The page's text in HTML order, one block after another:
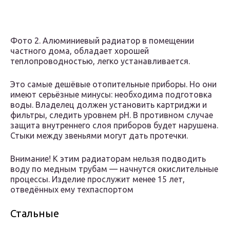
Фото 2. Алюминиевый радиатор в помещении
частного дома, обладает хорошей
теплопроводностью, легко устанавливается.
Это самые дешёвые отопительные приборы. Но они
имеют серьёзные минусы: необходима подготовка
воды. Владелец должен установить картриджи и
фильтры, следить уровнем рН. В противном случае
защита внутреннего слоя приборов будет нарушена.
Стыки между звеньями могут дать протечки.
Внимание! К этим радиаторам нельзя подводить
воду по медным трубам — начнутся окислительные
процессы. Изделие прослужит менее 15 лет,
отведённых ему техпаспортом
Стальные